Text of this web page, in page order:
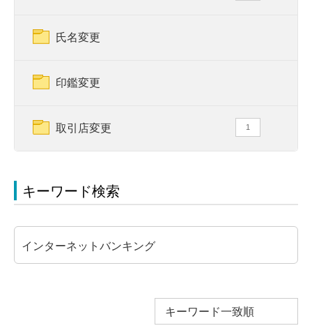
氏名変更
印鑑変更
取引店変更 1
キーワード検索
キーワード一致順